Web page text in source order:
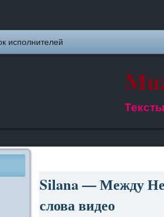
исполнителей
Silana — Между
слова видео